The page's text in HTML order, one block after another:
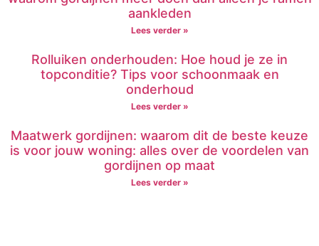
aankleden
Lees verder »
Rolluiken onderhouden: Hoe houd je ze in
topconditie? Tips voor schoonmaak en
onderhoud
Lees verder »
Maatwerk gordijnen: waarom dit de beste keuze
is voor jouw woning: alles over de voordelen van
gordijnen op maat
Lees verder »